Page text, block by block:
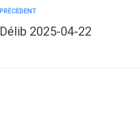
PRÉCÉDENT
Délib 2025-04-22